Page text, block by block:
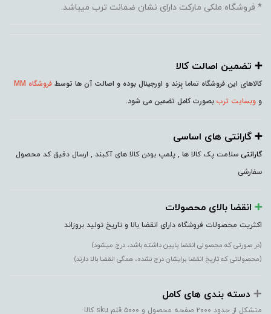
* فروشگاه ملکی مارکت دارای نشان ضمانت ترب میباشد.
➕️ تضمین اصالت کالا
کالاهای این فروشگاه تماما بِرَند و اورجینال بوده و اصالت آن ها توسط فروشگاه MM
و وبسایت ترب بصورت کامل تضمین می شود.
➕️ گارانتی های اساسی
گارانتی سلامت پک کالا ها , پلمپ بودن کالا های آکبند , ارسال دقیق کد محصول
سفارشی
➕️ انقضا بالای محصولات
اکثریت محصولات فروشگاه دارای انقضا بالا و تاریخ تولید بروزاند
(در صورتی که محصولی انقضا پایین داشته باشد، درج میشود)
(محصولاتی که تاریخ انقضا برایشان درج نشده، همگی انقضا بالا دارند)
➕️ دسته بندی های کامل
متشکل از حدود ۲۰۰۰ صفحه محصول و ۵۰۰۰ قلم sku کالا